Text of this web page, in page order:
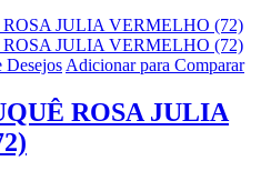
Desejos Adicionar para Comparar
ROSA JULIA